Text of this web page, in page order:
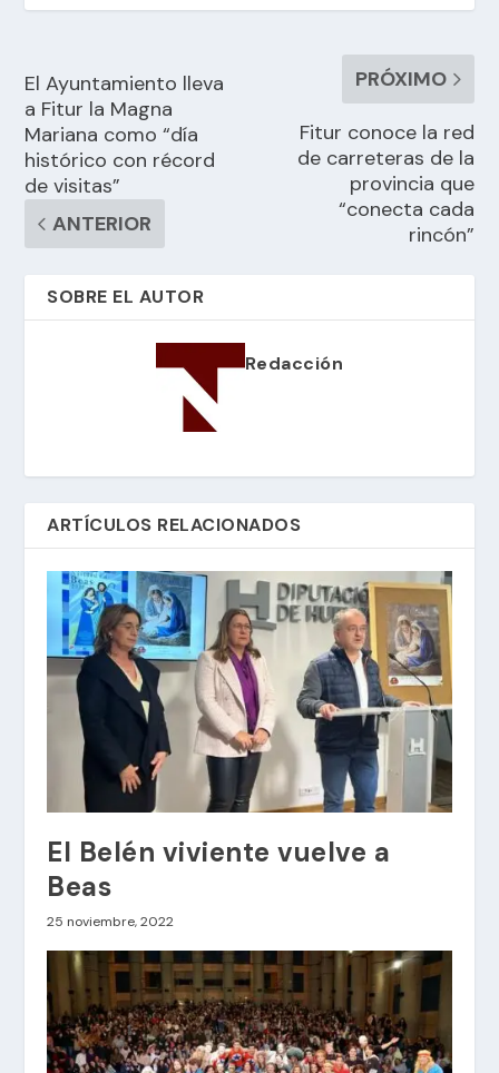
El Ayuntamiento lleva
a Fitur la Magna
Mariana como “día
histórico con récord
de visitas”
ANTERIOR
PRÓXIMO
Fitur conoce la red
de carreteras de la
provincia que
“conecta cada
rincón”
SOBRE EL AUTOR
Redacción
ARTÍCULOS RELACIONADOS
El Belén viviente vuelve a
Beas
25 noviembre, 2022